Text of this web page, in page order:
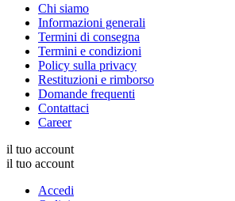
Chi siamo
Informazioni generali
Termini di consegna
Termini e condizioni
Policy sulla privacy
Restituzioni e rimborso
Domande frequenti
Contattaci
Career
il tuo account
il tuo account
Accedi